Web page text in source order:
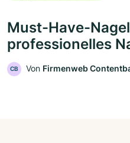
Must-Have-
professionelles
CB Von Firmenweb